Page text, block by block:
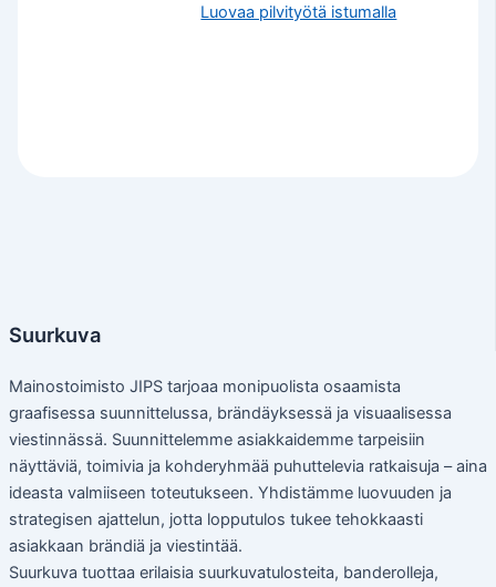
Luovaa pilvityötä istumalla
Suurkuva
Mainostoimisto JIPS tarjoaa monipuolista osaamista
graafisessa suunnittelussa, brändäyksessä ja visuaalisessa
viestinnässä. Suunnittelemme asiakkaidemme tarpeisiin
näyttäviä, toimivia ja kohderyhmää puhuttelevia ratkaisuja – aina
ideasta valmiiseen toteutukseen. Yhdistämme luovuuden ja
strategisen ajattelun, jotta lopputulos tukee tehokkaasti
asiakkaan brändiä ja viestintää.
Suurkuva tuottaa erilaisia suurkuvatulosteita, banderolleja,